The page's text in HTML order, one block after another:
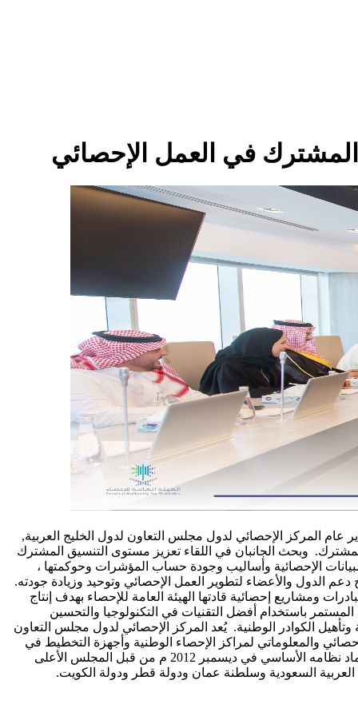
في العمل الإحصائي
عام المركز الإحصائي لدول مجلس التعاون لدول الخليج العربية,
وبحث الجانبان في اللقاء تعزيز مستوى التنسيق المشترك
الإحصائية وأساليب وجودة حساب المؤشرات وحوكمتها ،
الدول والأعضاء لتطوير العمل الإحصائي وتوحيد وزيادة جودته.
ومشاريع إحصائية قادتها الهيئة العامة للإحصاء بهدف إنتاج
باستخدام أفضل التقنيات في التكنولوجيا والتحسين
الكوادر الوطنية. يُعد المركز الإحصائي لدول مجلس التعاون
والمعلوماتي لمراكز الإحصاء الوطنية وأجهزة التخطيط في
دول المجلس ، وتمت الموافقة على إنشاء المركز من قبل المجلس الوزاري لمجلس التعاون لدول الخليج العربية في سبتمبر 2011 م وتم اعتماد نظامه الأساسي في ديسمبر 2012 م من قبل المجلس الأعلى
العربية السعودية وسلطنة عمان ودولة قطر ودولة الكويت.